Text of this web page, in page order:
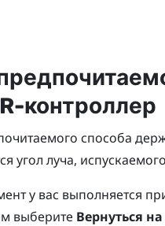
контроллер
способа
угол луча,
у вас выполняется
выберите Вернуться